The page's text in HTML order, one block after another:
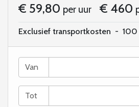
€ 59,80 per uur € 460
Exclusief transportkosten - 100
Van
Tot